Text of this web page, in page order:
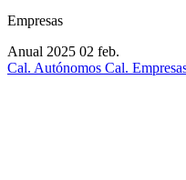
Empresas
Anual 2025 02 feb.
Cal. Autónomos Cal.